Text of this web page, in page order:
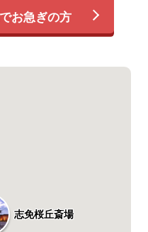
お急ぎの方
志免桜丘斎場